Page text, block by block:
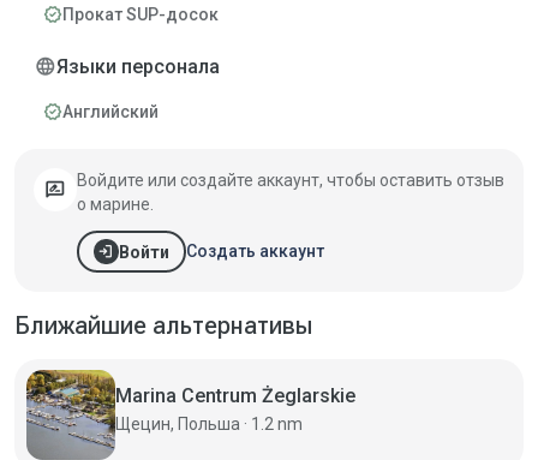
verifiedПрокат SUP-досок
languageЯзыки персонала
verifiedАнглийский
rate_review
Войдите или создайте аккаунт, чтобы оставить отзыв
о марине.
login Войти Создать аккаунт
Ближайшие альтернативы
Marina Centrum Żeglarskie
Щецин, Польша · 1.2 nm